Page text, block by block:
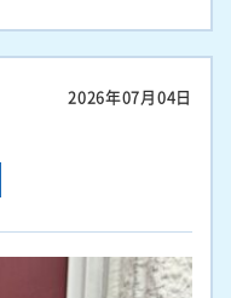
2026年07月04日